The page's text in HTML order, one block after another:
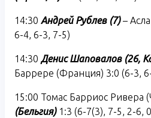
14:30 Андрей Рублев (7) –
6-4, 6-3, 7-5)
14:30 Денис Шаповалов (26,
Баррере (Франция) 3:0 (6-3,
15:00 Томас Барриос Ривера
(Бельгия)1:3 (6-7(3), 7-5, 2-6,